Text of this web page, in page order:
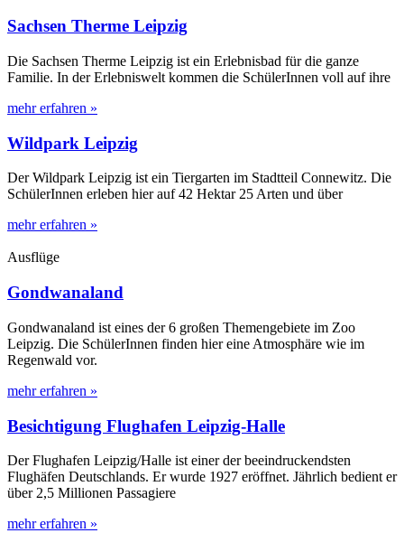
Sachsen Therme Leipzig
Die Sachsen Therme Leipzig ist ein Erlebnisbad für die ganze
Familie. In der Erlebniswelt kommen die SchülerInnen voll auf ihre
mehr erfahren »
Wildpark Leipzig
Der Wildpark Leipzig ist ein Tiergarten im Stadtteil Connewitz. Die
SchülerInnen erleben hier auf 42 Hektar 25 Arten und über
mehr erfahren »
Ausflüge
Gondwanaland
Gondwanaland ist eines der 6 großen Themengebiete im Zoo
Leipzig. Die SchülerInnen finden hier eine Atmosphäre wie im
Regenwald vor.
mehr erfahren »
Besichtigung Flughafen Leipzig-Halle
Der Flughafen Leipzig/Halle ist einer der beeindruckendsten
Flughäfen Deutschlands. Er wurde 1927 eröffnet. Jährlich bedient er
über 2,5 Millionen Passagiere
mehr erfahren »